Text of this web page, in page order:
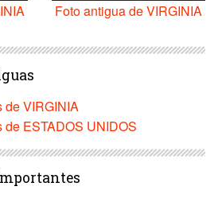
Foto antigua de VIRGINIA
de VIRGINIA
de ESTADOS UNIDOS